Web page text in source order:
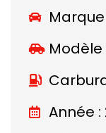
Marque
Modèle
Année :